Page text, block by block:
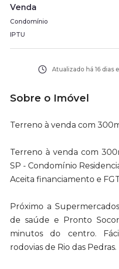
Venda
Condomínio
IPTU
Atualizado há 16 dias
Sobre o Imóvel
Terreno à venda com
Terreno à venda com
SP - Condomínio
Aceita financiamento e
Próximo a
de saúde e Pronto
minutos do centro.
rodovias de Rio das Pedras.